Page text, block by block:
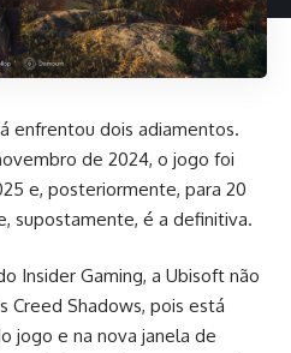
enfrentou dois adiamentos.
de 2024, o jogo foi
e, posteriormente, para 20
supostamente, é a definitiva.
Insider Gaming, a Ubisoft não
Creed Shadows, pois está
jogo e na nova janela de